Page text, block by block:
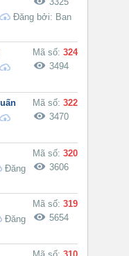
Đăng bởi: Ban
Mã số: 324
3494
Mã số: 322
3470
Mã số: 320
3606
Đăng
Mã số: 319
5654
Đăng